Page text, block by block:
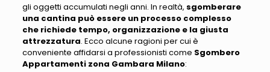
gli oggetti accumulati negli anni. In realtà, sgomberare
una cantina può essere un processo complesso
che richiede tempo, organizzazione e la giusta
attrezzatura. Ecco alcune ragioni per cui è
conveniente affidarsi a professionisti come Sgombero
Appartamenti zona Gambara Milano: